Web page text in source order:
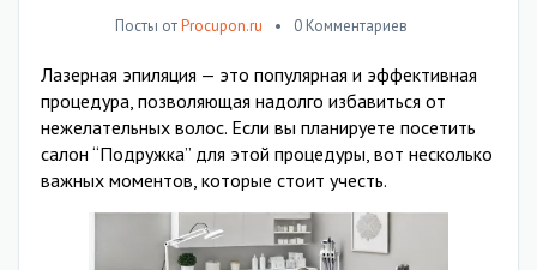
Посты отProcupon.ru 0 Комментариев
Лазерная эпиляция — это популярная и эффективная
процедура, позволяющая надолго избавиться от
нежелательных волос. Если вы планируете посетить
салон “Подружка” для этой процедуры, вот несколько
важных моментов, которые стоит учесть.